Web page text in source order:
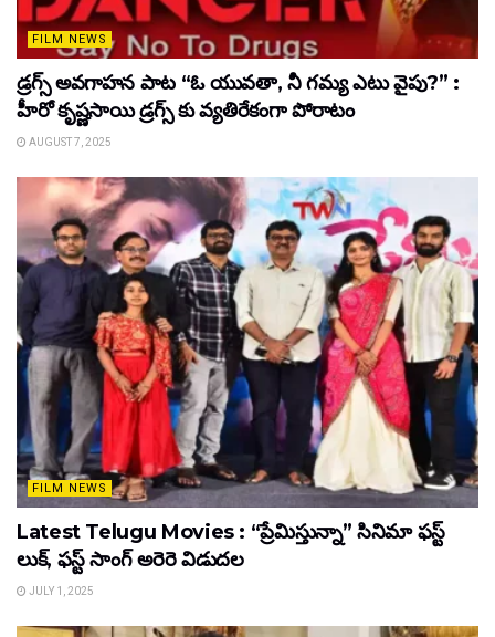
FILM NEWS
డ్రగ్స్ అవగాహన పాట “ఓ యువతా, నీ గమ్య ఎటు వైపు?” :
హీరో కృష్ణసాయి డ్రగ్స్ కు వ్యతిరేకంగా పోరాటం
AUGUST 7, 2025
FILM NEWS
Latest Telugu Movies : “ప్రేమిస్తున్నా” సినిమా ఫస్ట్
లుక్, ఫస్ట్ సాంగ్ అరెరె విడుదల
JULY 1, 2025